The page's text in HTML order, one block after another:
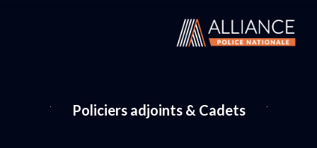
Policiers adjoints & Cadets